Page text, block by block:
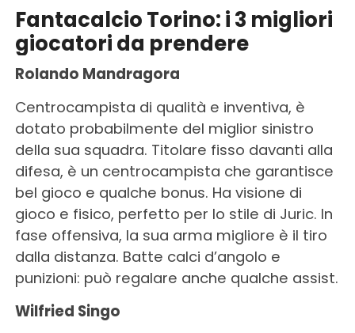
Fantacalcio Torino: i 3 migliori
giocatori da prendere
Rolando Mandragora
Centrocampista di qualità e inventiva, è
dotato probabilmente del miglior sinistro
della sua squadra. Titolare fisso davanti alla
difesa, è un centrocampista che garantisce
bel gioco e qualche bonus. Ha visione di
gioco e fisico, perfetto per lo stile di Juric. In
fase offensiva, la sua arma migliore è il tiro
dalla distanza. Batte calci d’angolo e
punizioni: può regalare anche qualche assist.
Wilfried Singo